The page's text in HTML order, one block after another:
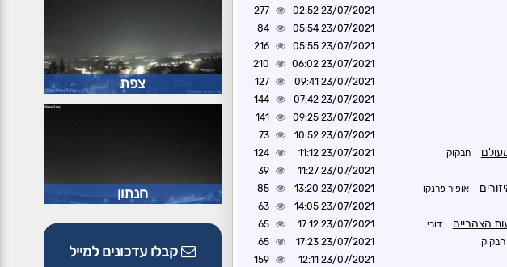
23/07/2021 02:52
277
23/07/2021 05:54
84
23/07/2021 05:55
216
23/07/2021 06:02
210
23/07/2021 09:41
127
23/07/2021 07:42
144
23/07/2021 09:25
141
23/07/2021 10:52
73
חבקוק 23/07/2021 11:12
124
23/07/2021 11:27
39
אופיר פרנקו 23/07/2021 13:20
85
23/07/2021 14:05
63
הצהריים דובי 23/07/2021 17:12
65
חבקוק 23/07/2021 17:23
65
23/07/2021 12:11
159
צפת
חנתון
קבלו עדכונים למייל